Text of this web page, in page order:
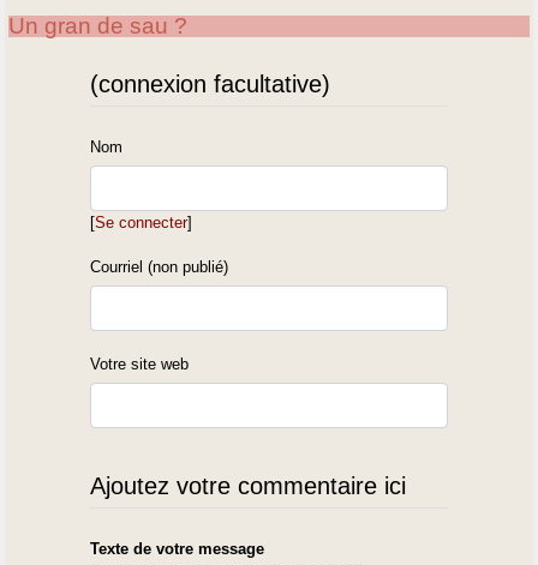
Un gran de sau ?
(connexion facultative)
Nom
[Se connecter]
Courriel (non publié)
Votre site web
Ajoutez votre commentaire ici
Texte de votre message